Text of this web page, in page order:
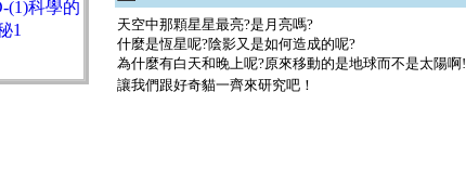
天空中那顆星星最亮?是月亮嗎?
什麼是恆星呢?陰影又是如何造成的呢?
為什麼有白天和晚上呢?原來移動的是地球而不是太陽啊!
讓我們跟好奇貓一齊來研究吧！